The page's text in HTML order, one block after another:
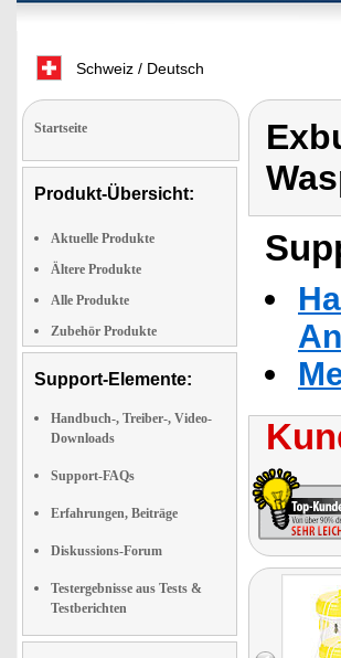
Schweiz / Deutsch
Startseite
Produkt-Übersicht:
Aktuelle Produkte
Ältere Produkte
Alle Produkte
Zubehör Produkte
Support-Elemente:
Handbuch-, Treiber-, Video-
Downloads
Support-FAQs
Erfahrungen, Beiträge
Diskussions-Forum
Testergebnisse aus Tests &
Testberichten